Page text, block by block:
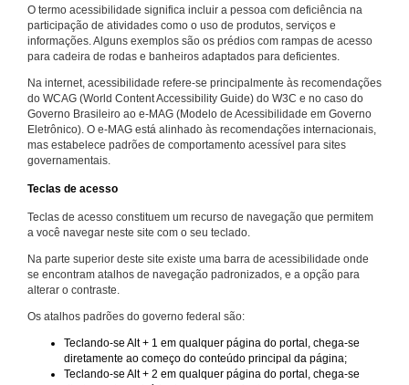
O termo acessibilidade significa incluir a pessoa com deficiência na
participação de atividades como o uso de produtos, serviços e
informações. Alguns exemplos são os prédios com rampas de acesso
para cadeira de rodas e banheiros adaptados para deficientes.
Na internet, acessibilidade refere-se principalmente às recomendações
do WCAG (World Content Accessibility Guide) do W3C e no caso do
Governo Brasileiro ao e-MAG (Modelo de Acessibilidade em Governo
Eletrônico). O e-MAG está alinhado às recomendações internacionais,
mas estabelece padrões de comportamento acessível para sites
governamentais.
Teclas de acesso
Teclas de acesso constituem um recurso de navegação que permitem
a você navegar neste site com o seu teclado.
Na parte superior deste site existe uma barra de acessibilidade onde
se encontram atalhos de navegação padronizados, e a opção para
alterar o contraste.
Os atalhos padrões do governo federal são:
Teclando-se Alt + 1 em qualquer página do portal, chega-se
diretamente ao começo do conteúdo principal da página;
Teclando-se Alt + 2 em qualquer página do portal, chega-se